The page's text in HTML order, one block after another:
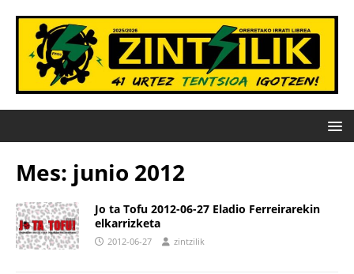
Mes: junio 2012
Jo ta Tofu 2012-06-27 Eladio Ferreirarekin
elkarrizketa
2012-06-27 zintzilik